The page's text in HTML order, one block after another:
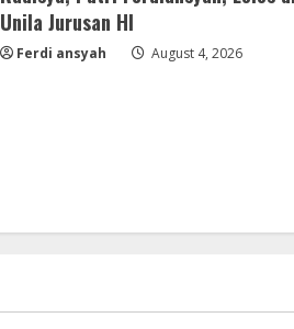
Unila Jurusan HI
Ferdi ansyah August 4, 2026